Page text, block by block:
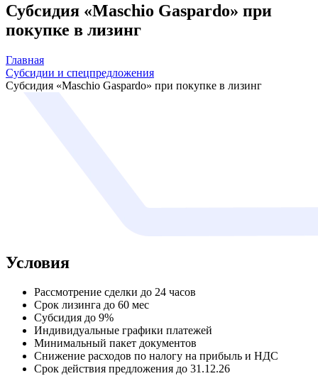
Субсидия «Maschio Gaspardo» при
покупке в лизинг
Главная
Субсидии и спецпредложения
Субсидия «Maschio Gaspardo» при покупке в лизинг
Условия
Рассмотрение сделки до 24 часов
Срок лизинга до 60 мес
Субсидия до 9%
Индивидуальные графики платежей
Минимальный пакет документов
Снижение расходов по налогу на прибыль и НДС
Срок действия предложения до 31.12.26